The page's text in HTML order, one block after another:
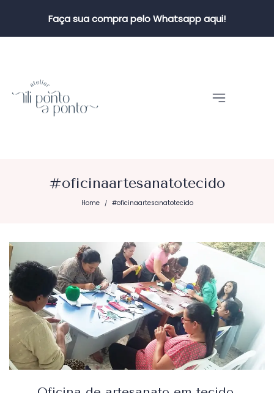
Faça sua compra pelo Whatsapp aqui!
#oficinaartesanatotecido
Home / #oficinaartesanatotecido